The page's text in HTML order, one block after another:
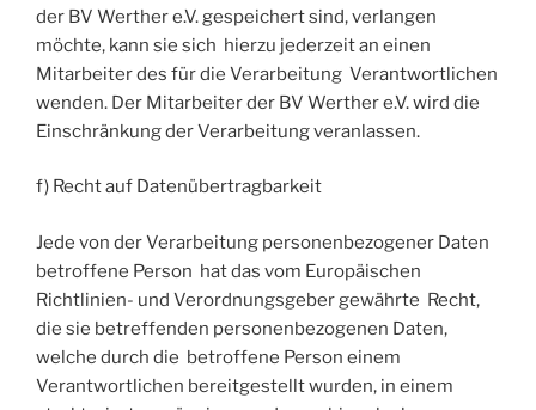
der BV Werther e.V. gespeichert sind, verlangen
möchte, kann sie sich hierzu jederzeit an einen
Mitarbeiter des für die Verarbeitung Verantwortlichen
wenden. Der Mitarbeiter der BV Werther e.V. wird die
Einschränkung der Verarbeitung veranlassen.
f) Recht auf Datenübertragbarkeit
Jede von der Verarbeitung personenbezogener Daten
betroffene Person hat das vom Europäischen
Richtlinien- und Verordnungsgeber gewährte Recht,
die sie betreffenden personenbezogenen Daten,
welche durch die betroffene Person einem
Verantwortlichen bereitgestellt wurden, in einem